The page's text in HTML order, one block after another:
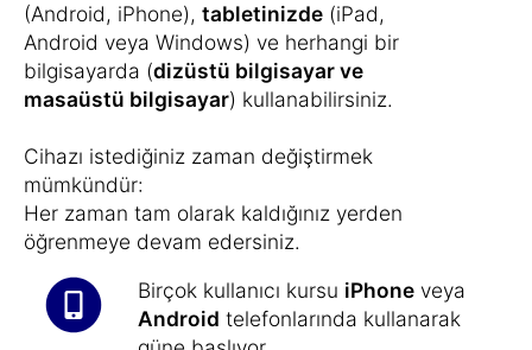
(Android, iPhone), tabletinizde (iPad,
Android veya Windows) ve herhangi bir
bilgisayarda (dizüstü bilgisayar ve
masaüstü bilgisayar) kullanabilirsiniz.
Cihazı istediğiniz zaman değiştirmek
mümkündür:
Her zaman tam olarak kaldığınız yerden
öğrenmeye devam edersiniz.
Birçok kullanıcı kursu iPhone veya
Android telefonlarında kullanarak